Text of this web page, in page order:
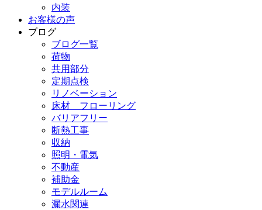
内装
お客様の声
ブログ
ブログ一覧
荷物
共用部分
定期点検
リノベーション
床材 フローリング
バリアフリー
断熱工事
収納
照明・電気
不動産
補助金
モデルルーム
漏水関連